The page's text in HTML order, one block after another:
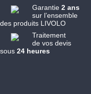
Garantie 2 ans
sur l’ensemble
des produits LIVOLO
Traitement
de vos devis
sous 24 heures